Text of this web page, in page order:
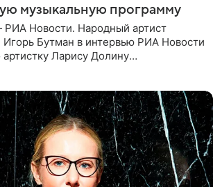
музыкальную программу
Новости. Народный артист
Бутман в интервью РИА Новости
Ларису Долину